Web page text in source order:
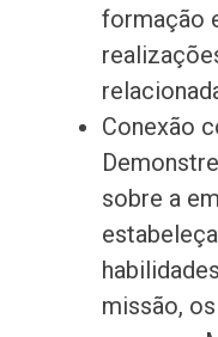
formação
Conexão
sobre a
missão,